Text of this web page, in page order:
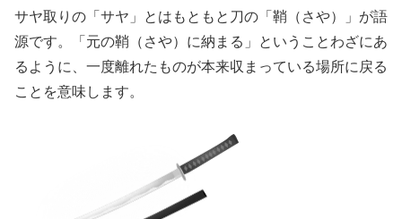
サヤ取りの「サヤ」とはもともと刀の「鞘（さや）」が語
源です。「元の鞘（さや）に納まる」ということわざにあ
るように、一度離れたものが本来収まっている場所に戻る
ことを意味します。